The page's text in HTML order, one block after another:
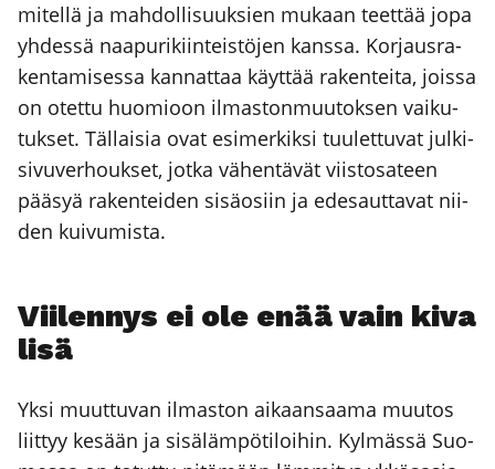
mi­tel­lä ja mah­dol­li­suuk­sien mukaan teet­tää jopa
yhdes­sä naa­pu­ri­kiin­teis­tö­jen kans­sa. Kor­jaus­ra­
ken­ta­mi­ses­sa kan­nat­taa käyt­tää raken­tei­ta, jois­sa
on otet­tu huo­mioon ilmas­ton­muu­tok­sen vai­ku­
tuk­set. Täl­lai­sia ovat esi­mer­kik­si tuu­let­tu­vat jul­ki­
si­vu­ver­houk­set, jot­ka vähen­tä­vät viis­to­sa­teen
pää­syä raken­tei­den sisä­osiin ja ede­saut­ta­vat nii­
den kui­vu­mis­ta.
Vii­len­nys ei ole enää vain kiva
lisä
Yksi muut­tu­van ilmas­ton aikaan­saa­ma muu­tos
liit­tyy kesään ja sisä­läm­pö­ti­loi­hin. Kyl­mäs­sä Suo­